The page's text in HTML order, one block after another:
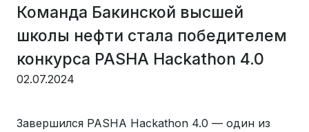
Команда Бакинской высшей
школы нефти стала победителем
конкурса PASHA Hackathon 4.0
02.07.2024
Завершился PASHA Hackathon 4.0 — один из